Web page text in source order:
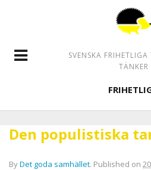
SVENSKA FRIHETLIGA
TÄNKER
Den populistiska
ByDet goda samhället. Published on